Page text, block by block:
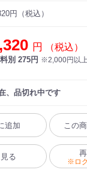
円（税込）
円 （税込）
別 275円 ※2,000円以
、品切れ中です
追加 この
る
※ロ